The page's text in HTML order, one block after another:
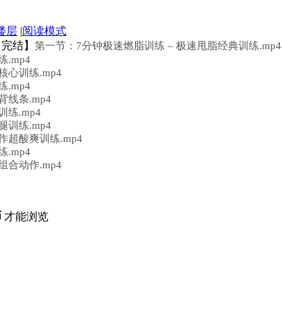
层 |阅读模式
结】 第一节：7分钟极速燃脂训练 – 极速甩脂经典训练.mp4
.mp4
心训练.mp4
.mp4
线条.mp4
练.mp4
训练.mp4
超酸爽训练.mp4
.mp4
合动作.mp4
才能浏览